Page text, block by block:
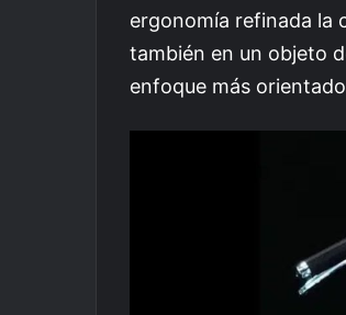
ergonomía refinada la
también en un objeto
enfoque más